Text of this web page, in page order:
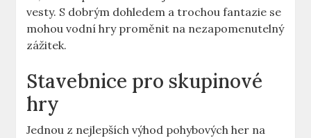
vesty. S dobrým dohledem a trochou fantazie se
mohou vodní hry proměnit na nezapomenutelný
zážitek.
Stavebnice pro skupinové
hry
Jednou z nejlepších výhod pohybových her na